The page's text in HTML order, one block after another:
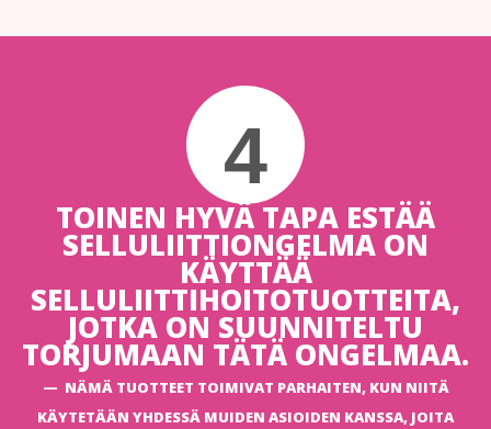
4
TOINEN HYVÄ TAPA ESTÄÄ
SELLULIITTIONGELMA ON
KÄYTTÄÄ
SELLULIITTIHOITOTUOTTEITA,
JOTKA ON SUUNNITELTU
TORJUMAAN TÄTÄ ONGELMAA.
NÄMÄ TUOTTEET TOIMIVAT PARHAITEN, KUN NIITÄ
KÄYTETÄÄN YHDESSÄ MUIDEN ASIOIDEN KANSSA, JOITA